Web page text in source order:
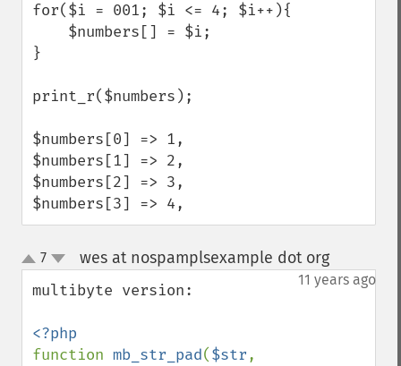
for($i = 001; $i <= 4; $i++){
}
print_r($numbers);
$numbers[0] => 1,
$numbers[1] => 2,
$numbers[2] => 3,
$numbers[3] => 4,
up
down
7 wes at nospamplsexample dot org¶
11 years ago
multibyte version:
function mb_str_pad($str